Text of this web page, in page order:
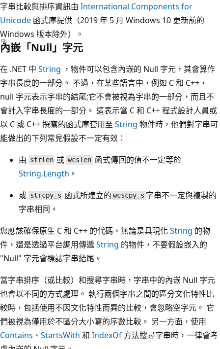
字串比較與排序資訊由 International Components for
Unicode 函式庫提供（2019 年 5 月 Windows 10 更新前的
Windows 版本除外）。
內嵌「Null」字元
在 .NET 中 String ，物件可以包含內嵌的 Null 字元，其會算作
字串長度的一部分。 不過，在某些語言中，例如 C 和 C++，
null 字元表示字串的結尾;它不會被視為字串的一部分，而且不
會計入字串長度的一部分。 這表示當 C 和 C++ 程式設計人員或
以 C 或 C++ 撰寫的函式庫套用至 String 物件時，他們對字串可
能做出的下列常見假設不一定有效：
由 strlen 或 wcslen 函式傳回的值不一定等於
String.Length 。
或 strcpy_s 函式所建立的 wcscpy_s 字串不一定與複製的
字串相同。
您應該確保原生 C 和 C++ 的代碼，無論是具現化String 的物
件，還是透過平台調用傳遞String 的物件，不要假設嵌入的
"Null" 字元會標誌字串結尾。
當字串排序（或比較）和搜尋字串時，字串中的內嵌 Null 字元
也會以不同的方式處理。 執行兩個字串之間的區分文化特性比
較時，包括使用不因文化特性而異的比較，會忽略空字元。 它
們被視為僅用於不區分大小寫的序數比較。 另一方面，使用
Contains 、 StartsWith 和 IndexOf 方法搜尋字串時，一律會考